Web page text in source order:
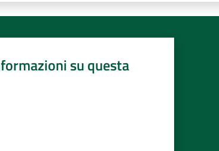
su questa